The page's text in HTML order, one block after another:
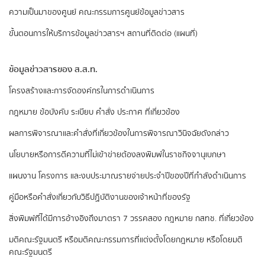
ความเป็นมาของศูนย์ คณะกรรมการศูนย์ข้อมูลข่าวสาร
ขั้นตอนการให้บริการข้อมูลข่าวสารฯ สถานที่ติดต่อ (แผนที่)
ข้อมูลข่าวสารของ ส.ส.ท.
​โครงสร้างและการจัดองค์กรในการดำเนินการ
กฎหมาย ข้อบังคับ ระเบียบ คำสั่ง ประกาศ ที่เกี่ยวข้อง
ผลการพิจารณาและคำสั่งที่เกี่ยวข้องในการพิจารณาวินิจฉัยดังกล่าว
นโยบายหรือการตีความที่ไม่เข้าข่ายต้องลงพิมพ์ในราชกิจจานุเบกษา
แผนงาน โครงการ และงบประมาณรายจ่ายประจำปีของปีที่กำลังดำเนินการ
คู่มือหรือคำสั่งเกี่ยวกับวิธีปฏิบัติงานของเจ้าหน้าที่ของรัฐ
สิ่งพิมพ์ที่ได้มีการอ้างอิงถึงมาตรา 7 วรรคสอง กฎหมาย กสทช. ที่เกี่ยวข้อง
มติคณะรัฐมนตรี หรือมติคณะกรรมการที่แต่งตั้งโดยกฎหมาย หรือโดยมติ
คณะรัฐมนตรี